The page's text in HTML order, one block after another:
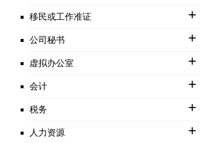
移民或工作准证
公司秘书
虚拟办公室
会计
税务
人力资源